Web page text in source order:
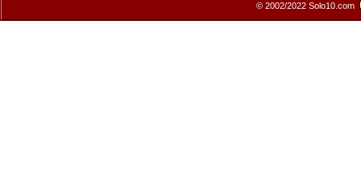
© 2002/2022 Solo10.com